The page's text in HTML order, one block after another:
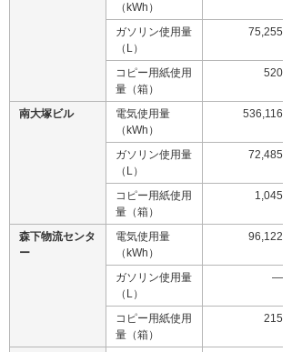
（kWh）
ガソリン使用量
（L）
75,255
コピー用紙使用
量（箱）
520
南大塚ビル
電気使用量
（kWh）
536,116
ガソリン使用量
（L）
72,485
コピー用紙使用
量（箱）
1,045
森下物流センタ
ー
電気使用量
（kWh）
96,122
ガソリン使用量
（L）
―
コピー用紙使用
量（箱）
215